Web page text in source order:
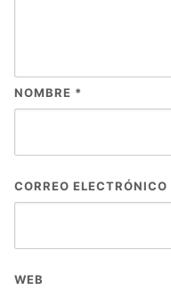
NOMBRE *
CORREO ELECTRÓNICO
WEB